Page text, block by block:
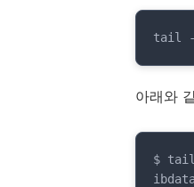
tail -
아래와
$ tail